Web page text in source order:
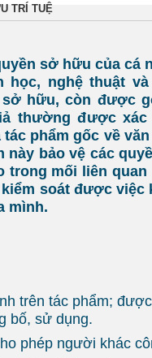
TRÍ TUỆ
sở hữu của cá
học, nghệ thuật
hữu, còn được
thường được
phẩm gốc về
này bảo vệ các
trong mối liên
soát được việc
mình.
tác phẩm; được
bố, sử dụng.
người khác